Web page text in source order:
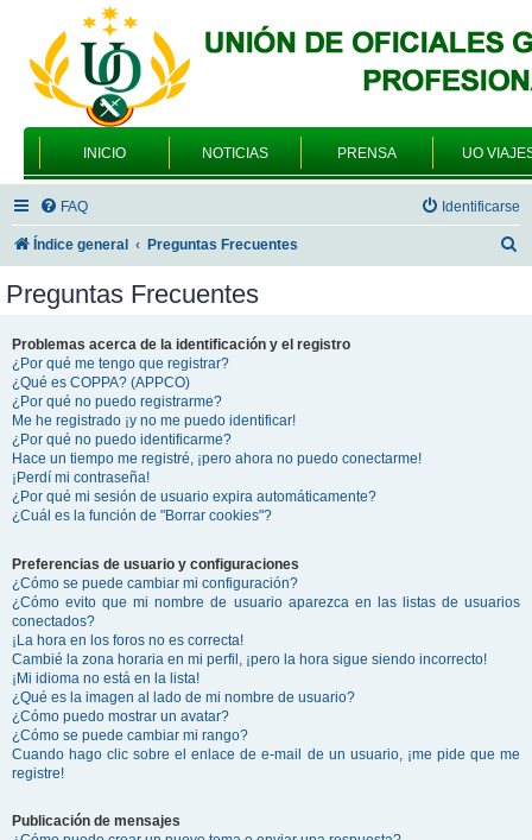
INICIO NOTICIAS PRENSA UO
FAQ Identificarse
Índice general Preguntas Frecuentes
Preguntas Frecuentes
Problemas acerca de la identificación y el registro
¿Por qué me tengo que registrar?
¿Qué es COPPA? (APPCO)
¿Por qué no puedo registrarme?
Me he registrado ¡y no me puedo identificar!
¿Por qué no puedo identificarme?
Hace un tiempo me registré, ¡pero ahora no puedo conectarme!
¡Perdí mi contraseña!
¿Por qué mi sesión de usuario expira automáticamente?
¿Cuál es la función de "Borrar cookies"?
Preferencias de usuario y configuraciones
¿Cómo se puede cambiar mi configuración?
¿Cómo evito que mi nombre de usuario aparezca en las listas de usuarios
conectados?
¡La hora en los foros no es correcta!
Cambié la zona horaria en mi perfil, ¡pero la hora sigue siendo incorrecto!
¡Mi idioma no está en la lista!
¿Qué es la imagen al lado de mi nombre de usuario?
¿Cómo puedo mostrar un avatar?
¿Cómo se puede cambiar mi rango?
Cuando hago clic sobre el enlace de e-mail de un usuario, ¡me pide que me
registre!
Publicación de mensajes